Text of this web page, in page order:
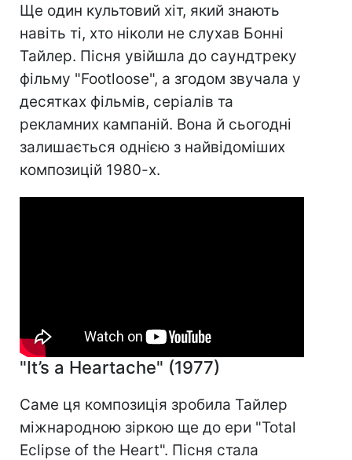
Ще один культовий хіт, який знають
навіть ті, хто ніколи не слухав Бонні
Тайлер. Пісня увійшла до саундтреку
фільму "Footloose", а згодом звучала у
десятках фільмів, серіалів та
рекламних кампаній. Вона й сьогодні
залишається однією з найвідоміших
композицій 1980-х.
"It’s a Heartache" (1977)
Саме ця композиція зробила Тайлер
міжнародною зіркою ще до ери "Total
Eclipse of the Heart". Пісня стала